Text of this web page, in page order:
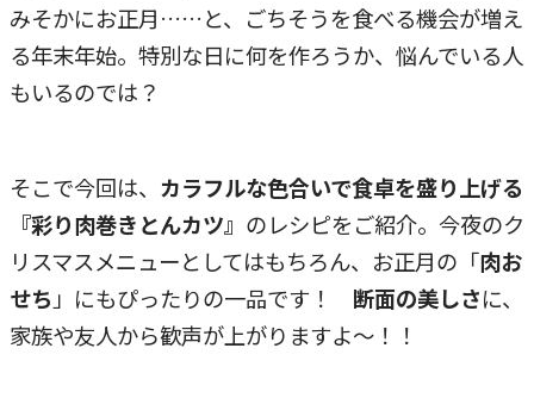
みそかにお正月……と、ごちそうを食べる機会が増え
る年末年始。特別な日に何を作ろうか、悩んでいる人
もいるのでは？
そこで今回は、 カラフルな色合いで食卓を盛り上げる
『彩り肉巻きとんカツ』 のレシピをご紹介。今夜のク
リスマスメニューとしてはもちろん、お正月の「肉お
せち」にもぴったりの一品です！ 断面の美しさに、
家族や友人から歓声が上がりますよ～！！